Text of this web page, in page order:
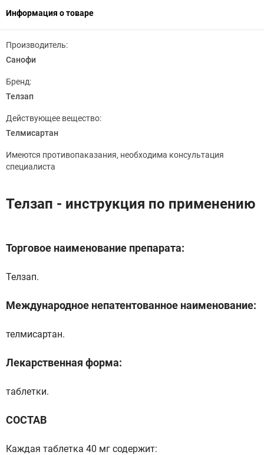
Информация о товаре
Производитель:
Санофи
Бренд:
Телзап
Действующее вещество:
Телмисартан
Имеются противопаказания, необходима консультация
специалиста
Телзап - инструкция по применению
Торговое наименование препарата:
Телзап.
Международное непатентованное наименование:
телмисартан.
Лекарственная форма:
таблетки.
СОСТАВ
Каждая таблетка 40 мг содержит: